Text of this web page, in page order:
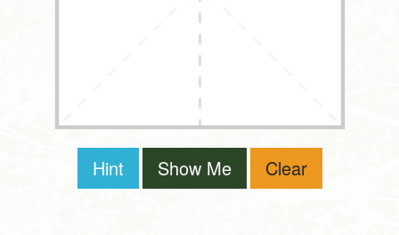
Hint Show Me Clear